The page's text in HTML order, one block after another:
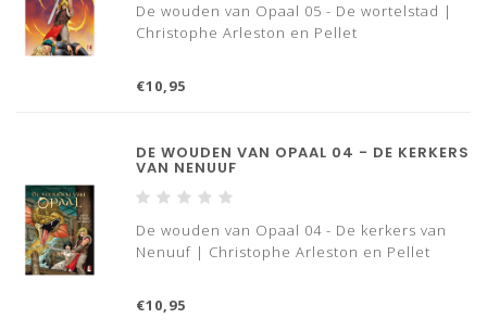
De wouden van Opaal 05 - De wortelstad |
Christophe Arleston en Pellet
€10,95
DE WOUDEN VAN OPAAL 04 - DE KERKERS
VAN NENUUF
De wouden van Opaal 04 - De kerkers van
Nenuuf | Christophe Arleston en Pellet
€10,95